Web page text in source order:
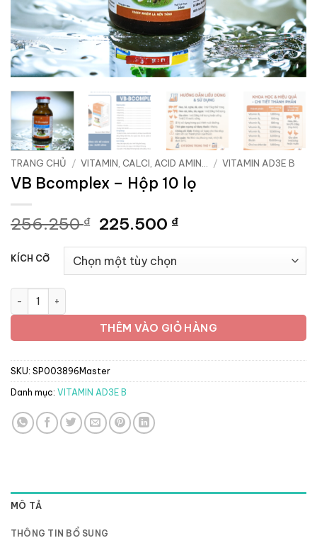
TRANG CHỦ / VITAMIN, CALCI, ACID AMIN... / VITAMIN AD3E B
VB Bcomplex – Hộp 10 lọ
256.250₫ Giá
là:
256.250 ₫.
225.500 ₫Giá
tại
là:
KÍCH CỠ
VB Bcomplex - Hộp 10 lọ số lượng
THÊM VÀO GIỎ HÀNG
SKU: SP003896Master
Danh mục: VITAMIN AD3E B
MÔ TẢ
THÔNG TIN BỔ SUNG